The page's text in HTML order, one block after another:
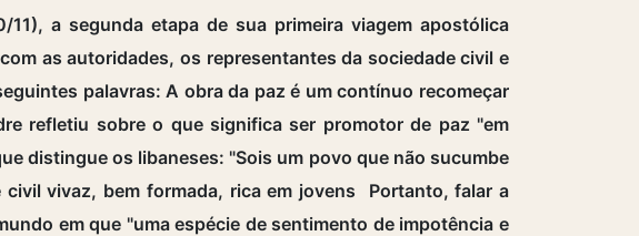
a segunda etapa de sua primeira viagem apostólica
as autoridades, os representantes da sociedade civil e
palavras: A obra da paz é um contínuo recomeçar
refletiu sobre o que significa ser promotor de paz "em
distingue os libaneses: "Sois um povo que não sucumbe
vivaz, bem formada, rica em jovens Portanto, falar a
em que "uma espécie de sentimento de impotência e